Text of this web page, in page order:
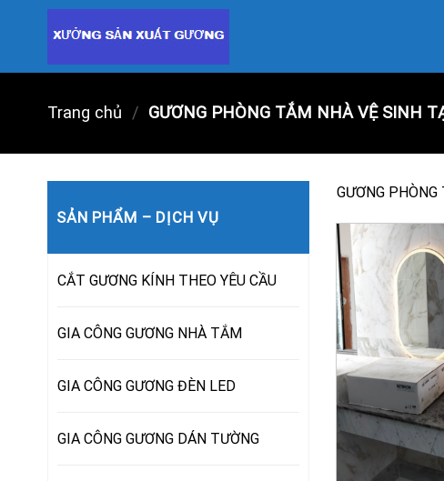
Trang chủ / GƯƠNG PHÒNG TẮM NHÀ VỆ SINH
SẢN PHẨM – DỊCH VỤ
CẮT GƯƠNG KÍNH THEO YÊU CẦU
GIA CÔNG GƯƠNG NHÀ TẮM
GIA CÔNG GƯƠNG ĐÈN LED
GIA CÔNG GƯƠNG DÁN TƯỜNG
GƯƠNG